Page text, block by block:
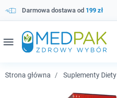
Darmowa dostawa od 199 zł
menu
Strona główna Suplementy Diety